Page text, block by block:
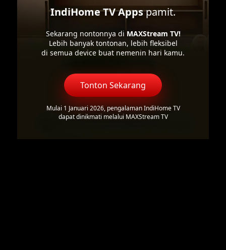
IndiHome TV Appspamit.
Sekarang nontonnya di MAXStream TV!
Lebih banyak tontonan, lebih fleksibel
di semua device buat nemenin hari kamu.
Tonton Sekarang
Mulai 1 Januari 2026, pengalaman IndiHome TV
dapat dinikmati melalui MAXStream TV